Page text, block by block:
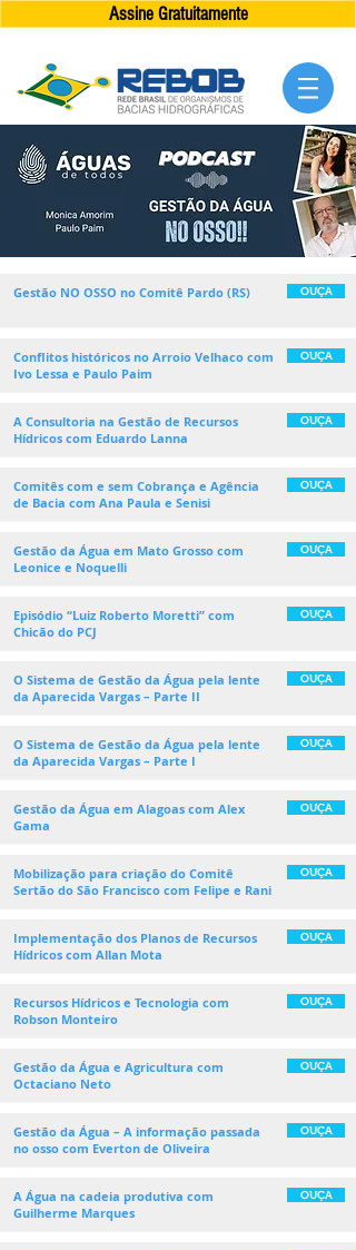
Assine Gratuitamente
Gestão NO OSSO no Comitê Pardo (RS) OUÇA
Conflitos históricos no Arroio Velhaco com
Ivo Lessa e Paulo Paim
OUÇA
A Consultoria na Gestão de Recursos
Hídricos com Eduardo Lanna
OUÇA
Comitês com e sem Cobrança e Agência
de Bacia com Ana Paula e Senisi
OUÇA
Gestão da Água em Mato Grosso com
Leonice e Noquelli
OUÇA
Episódio “Luiz Roberto Moretti” com
Chicão do PCJ
OUÇA
O Sistema de Gestão da Água pela lente
da Aparecida Vargas – Parte II
OUÇA
O Sistema de Gestão da Água pela lente
da Aparecida Vargas – Parte I
OUÇA
Gestão da Água em Alagoas com Alex
Gama
OUÇA
Mobilização para criação do Comitê
Sertão do São Francisco com Felipe e Rani
OUÇA
Implementação dos Planos de Recursos
Hídricos com Allan Mota
OUÇA
Recursos Hídricos e Tecnologia com
Robson Monteiro
OUÇA
Gestão da Água e Agricultura com
Octaciano Neto
OUÇA
Gestão da Água – A informação passada
no osso com Everton de Oliveira
OUÇA
A Água na cadeia produtiva com
Guilherme Marques
OUÇA